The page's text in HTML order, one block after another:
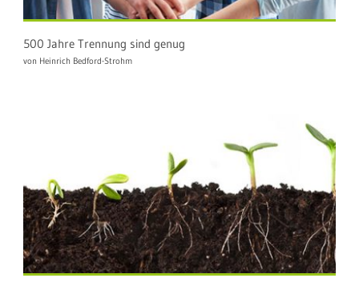
500 Jahre Trennung sind genug
von Heinrich Bedford-Strohm